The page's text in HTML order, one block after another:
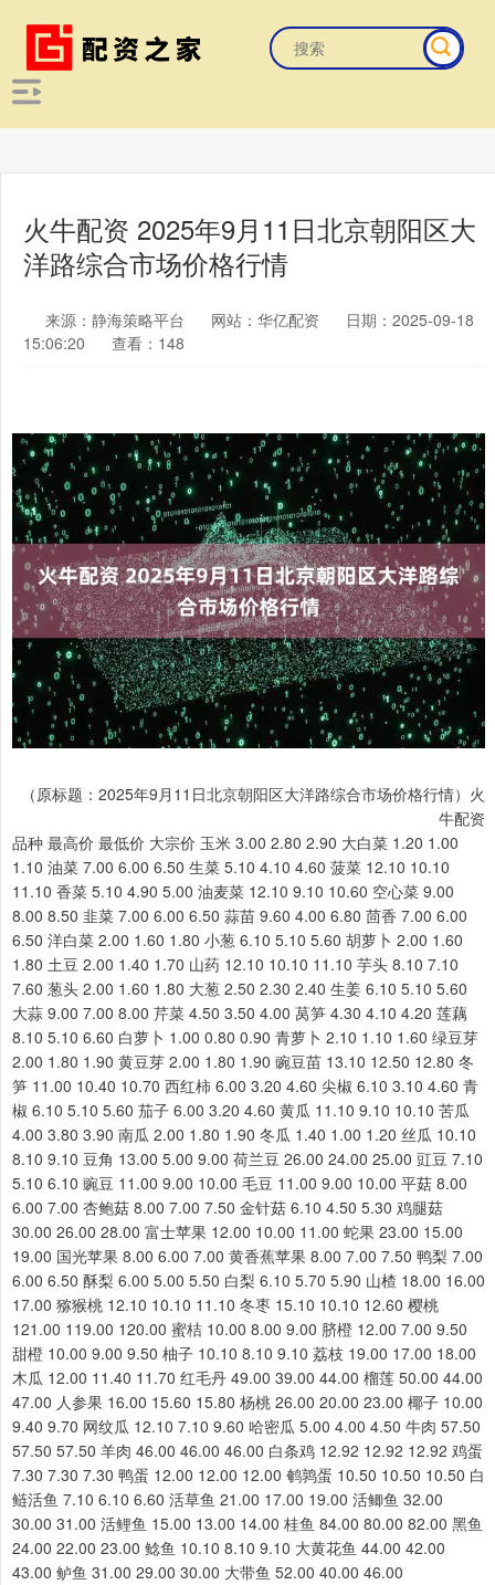
火牛配资 2025年9月11日北京朝阳区大
洋路综合市场价格行情
来源：静海策略平台 网站：华亿配资
日期：2025-09-18
15:06:20
查看：148
（原标题：2025年9月11日北京朝阳区大洋路综合市场价格行情）火
牛配资
品种 最高价 最低价 大宗价 玉米 3.00 2.80 2.90 大白菜 1.20 1.00
1.10 油菜 7.00 6.00 6.50 生菜 5.10 4.10 4.60 菠菜 12.10 10.10
11.10 香菜 5.10 4.90 5.00 油麦菜 12.10 9.10 10.60 空心菜 9.00
8.00 8.50 韭菜 7.00 6.00 6.50 蒜苗 9.60 4.00 6.80 茴香 7.00 6.00
6.50 洋白菜 2.00 1.60 1.80 小葱 6.10 5.10 5.60 胡萝卜 2.00 1.60
1.80 土豆 2.00 1.40 1.70 山药 12.10 10.10 11.10 芋头 8.10 7.10
7.60 葱头 2.00 1.60 1.80 大葱 2.50 2.30 2.40 生姜 6.10 5.10 5.60
大蒜 9.00 7.00 8.00 芹菜 4.50 3.50 4.00 莴笋 4.30 4.10 4.20 莲藕
8.10 5.10 6.60 白萝卜 1.00 0.80 0.90 青萝卜 2.10 1.10 1.60 绿豆芽
2.00 1.80 1.90 黄豆芽 2.00 1.80 1.90 豌豆苗 13.10 12.50 12.80 冬
笋 11.00 10.40 10.70 西红柿 6.00 3.20 4.60 尖椒 6.10 3.10 4.60 青
椒 6.10 5.10 5.60 茄子 6.00 3.20 4.60 黄瓜 11.10 9.10 10.10 苦瓜
4.00 3.80 3.90 南瓜 2.00 1.80 1.90 冬瓜 1.40 1.00 1.20 丝瓜 10.10
8.10 9.10 豆角 13.00 5.00 9.00 荷兰豆 26.00 24.00 25.00 豇豆 7.10
5.10 6.10 豌豆 11.00 9.00 10.00 毛豆 11.00 9.00 10.00 平菇 8.00
6.00 7.00 杏鲍菇 8.00 7.00 7.50 金针菇 6.10 4.50 5.30 鸡腿菇
30.00 26.00 28.00 富士苹果 12.00 10.00 11.00 蛇果 23.00 15.00
19.00 国光苹果 8.00 6.00 7.00 黄香蕉苹果 8.00 7.00 7.50 鸭梨 7.00
6.00 6.50 酥梨 6.00 5.00 5.50 白梨 6.10 5.70 5.90 山楂 18.00 16.00
17.00 猕猴桃 12.10 10.10 11.10 冬枣 15.10 10.10 12.60 樱桃
121.00 119.00 120.00 蜜桔 10.00 8.00 9.00 脐橙 12.00 7.00 9.50
甜橙 10.00 9.00 9.50 柚子 10.10 8.10 9.10 荔枝 19.00 17.00 18.00
木瓜 12.00 11.40 11.70 红毛丹 49.00 39.00 44.00 榴莲 50.00 44.00
47.00 人参果 16.00 15.60 15.80 杨桃 26.00 20.00 23.00 椰子 10.00
9.40 9.70 网纹瓜 12.10 7.10 9.60 哈密瓜 5.00 4.00 4.50 牛肉 57.50
57.50 57.50 羊肉 46.00 46.00 46.00 白条鸡 12.92 12.92 12.92 鸡蛋
7.30 7.30 7.30 鸭蛋 12.00 12.00 12.00 鹌鹑蛋 10.50 10.50 10.50 白
鲢活鱼 7.10 6.10 6.60 活草鱼 21.00 17.00 19.00 活鲫鱼 32.00
30.00 31.00 活鲤鱼 15.00 13.00 14.00 桂鱼 84.00 80.00 82.00 黑鱼
24.00 22.00 23.00 鲶鱼 10.10 8.10 9.10 大黄花鱼 44.00 42.00
43.00 鲈鱼 31.00 29.00 30.00 大带鱼 52.00 40.00 46.00